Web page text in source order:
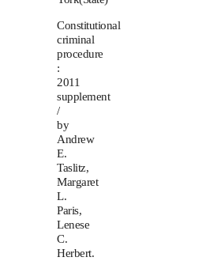
Constitutional
criminal
procedure
:
2011
supplement
/
by
Andrew
E.
Taslitz,
Margaret
L.
Paris,
Lenese
C.
Herbert.